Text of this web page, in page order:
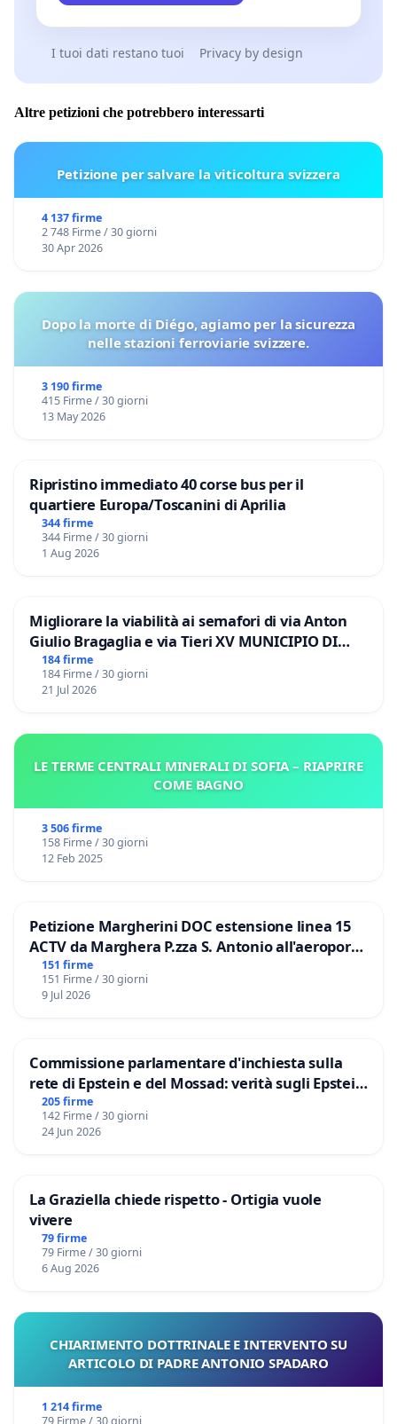
I tuoi dati restano tuoi Privacy by design
Altre petizioni che potrebbero interessarti
Petizione per salvare la viticoltura svizzera
4 137 firme
2 748 Firme / 30 giorni
30 Apr 2026
Dopo la morte di Diégo, agiamo per la sicurezza
nelle stazioni ferroviarie svizzere.
3 190 firme
415 Firme / 30 giorni
13 May 2026
Ripristino immediato 40 corse bus per il
quartiere Europa/Toscanini di Aprilia
344 firme
344 Firme / 30 giorni
1 Aug 2026
Migliorare la viabilità ai semafori di via Anton
Giulio Bragaglia e via Tieri XV MUNICIPIO DI
ROMA
184 firme
184 Firme / 30 giorni
21 Jul 2026
LE TERME CENTRALI MINERALI DI SOFIA – RIAPRIRE
COME BAGNO
3 506 firme
158 Firme / 30 giorni
12 Feb 2025
Petizione Margherini DOC estensione linea 15
ACTV da Marghera P.zza S. Antonio all'aeroporto
Marco Polo tariffa a € 1,50
151 firme
151 Firme / 30 giorni
9 Jul 2026
Commissione parlamentare d'inchiesta sulla
rete di Epstein e del Mossad: verità sugli Epstein
Files
205 firme
142 Firme / 30 giorni
24 Jun 2026
La Graziella chiede rispetto - Ortigia vuole
vivere
79 firme
79 Firme / 30 giorni
6 Aug 2026
CHIARIMENTO DOTTRINALE E INTERVENTO SU
ARTICOLO DI PADRE ANTONIO SPADARO
1 214 firme
79 Firme / 30 giorni